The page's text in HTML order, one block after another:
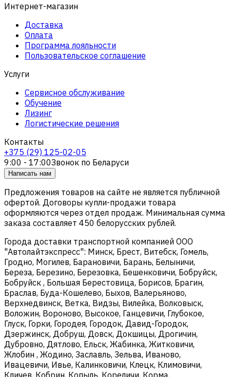
Интернет-магазин
Доставка
Оплата
Программа лояльности
Пользовательское соглашение
Услуги
Сервисное обслуживание
Обучение
Лизинг
Логистические решения
Контакты
+375 (29) 125-02-05
9:00 - 17:00Звонок по Беларуси
Написать нам
Предложения товаров на сайте не является публичной
офертой. Договоры купли-продажи товара
оформляются через отдел продаж. Минимальная сумма
заказа составляет 450 белорусских рублей.
Города доставки транспортной компанией ООО
"Автолайтэкспресс": Минск, Брест, Витебск, Гомель,
Гродно, Могилев, Барановичи, Барань, Белыничи,
Береза, Березино, Березовка, Бешенковичи, Бобруйск,
Бобруйск , Большая Берестовица, Борисов, Брагин,
Браслав, Буда-Кошелево, Быхов, Валерьяново,
Верхнедвинск, Ветка, Видзы, Вилейка, Волковыск,
Воложин, Вороново, Высокое, Ганцевичи, Глубокое,
Глуск, Горки, Городея, Городок, Давид-Городок,
Дзержинск, Добруш, Довск, Докшицы, Дрогичин,
Дубровно, Дятлово, Ельск, Жабинка, Житковичи,
Жлобин , Жодино, Заславль, Зельва, Иваново,
Ивацевичи, Ивье, Калинковичи, Клецк, Климовичи,
Кличев, Кобрин, Копыль, Кореличи, Корма,